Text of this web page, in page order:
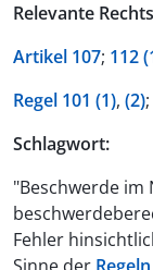
Relevante
Artikel 107; 112
Regel 101 (1), (2);
Schlagwort:
"Beschwerde
Fehler